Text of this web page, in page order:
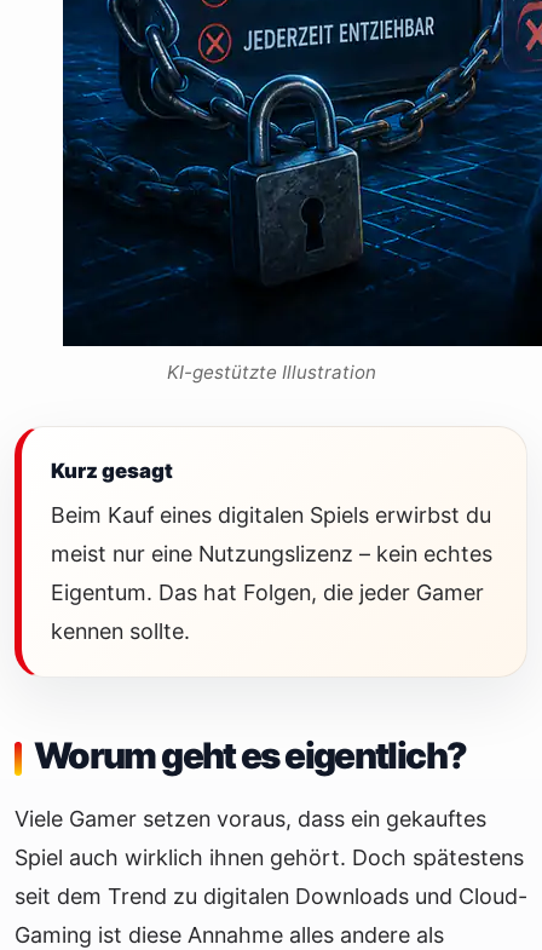
KI-gestützte Illustration
Kurz gesagt
Beim Kauf eines digitalen Spiels erwirbst du
meist nur eine Nutzungslizenz – kein echtes
Eigentum. Das hat Folgen, die jeder Gamer
kennen sollte.
Worum geht es eigentlich?
Viele Gamer setzen voraus, dass ein gekauftes
Spiel auch wirklich ihnen gehört. Doch spätestens
seit dem Trend zu digitalen Downloads und Cloud-
Gaming ist diese Annahme alles andere als